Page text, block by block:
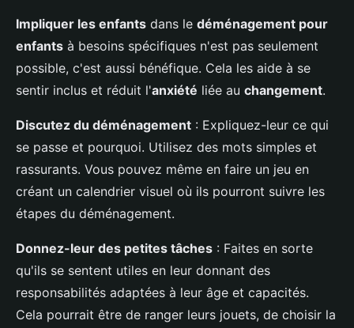
Impliquer les enfants dans le déménagement pour
enfants à besoins spécifiques n'est pas seulement
possible, c'est aussi bénéfique. Cela les aide à se
sentir inclus et réduit l'anxiété liée au changement.
Discutez du déménagement : Expliquez-leur ce qui
se passe et pourquoi. Utilisez des mots simples et
rassurants. Vous pouvez même en faire un jeu en
créant un calendrier visuel où ils pourront suivre les
étapes du déménagement.
Donnez-leur des petites tâches : Faites en sorte
qu'ils se sentent utiles en leur donnant des
responsabilités adaptées à leur âge et capacités.
Cela pourrait être de ranger leurs jouets, de choisir la